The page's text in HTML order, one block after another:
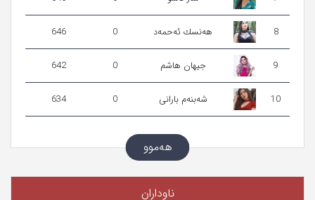
8 هەنسك ئه‌حمه‌د 0
646
9 جیهان هاشم 0
642
10 شه‌بنه‌م بارانی 0
634
هەموو
ناوداران